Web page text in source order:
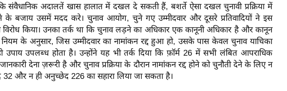
संवैधानिक अदालतें खास हालात में दखल दे सकती हैं, बशर्ते ऐसा दखल चुनावी प्रक्रिया में
के बजाय उसमें मदद करे। चुनाव आयोग, चुने गए उम्मीदवार और दूसरे प्रतिवादियों ने इस
विरोध किया। उनका तर्क था कि चुनाव लड़ने का अधिकार एक कानूनी अधिकार है और कानून
के अनुसार, जिस उम्मीदवार का नामांकन रद्द हुआ हो, उसके पास केवल चुनाव याचिका
उपाय उपलब्ध होता है। उन्होंने यह भी तर्क दिया कि फ़ॉर्म 26 में सभी लंबित आपराधिक
देना ज़रूरी है और चुनाव प्रक्रिया के दौरान नामांकन रद्द होने को चुनौती देने के लिए न
और न ही अनुच्छेद 226 का सहारा लिया जा सकता है।